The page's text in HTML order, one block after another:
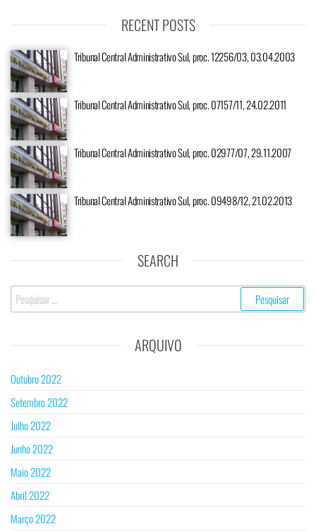
RECENT POSTS
Tribunal Central Administrativo Sul, proc. 12256/03, 03.04.2003
Tribunal Central Administrativo Sul, proc. 07157/11, 24.02.2011
Tribunal Central Administrativo Sul, proc. 02977/07, 29.11.2007
Tribunal Central Administrativo Sul, proc. 09498/12, 21.02.2013
SEARCH
Pesquisar
por:
ARQUIVO
Outubro 2022
Setembro 2022
Julho 2022
Junho 2022
Maio 2022
Abril 2022
Março 2022